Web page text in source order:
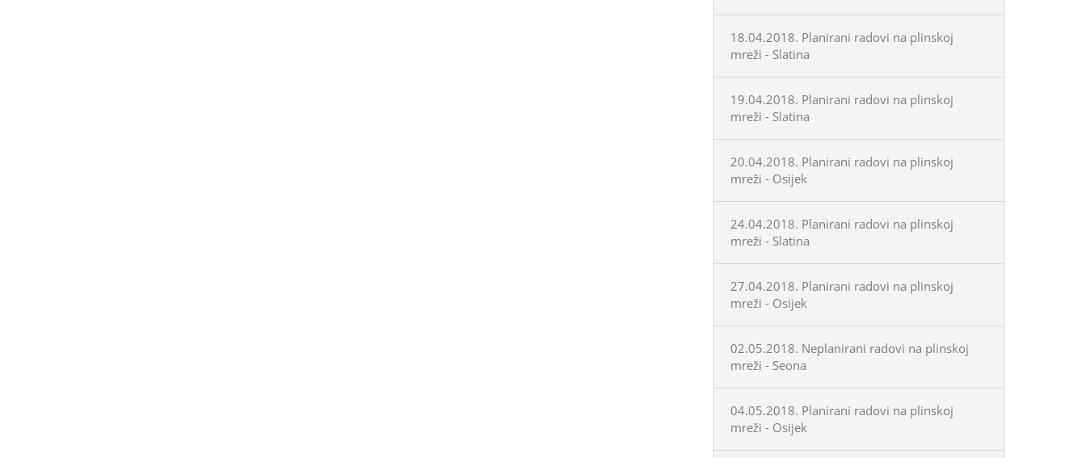
18.04.2018. Planirani radovi na plinskoj
mreži - Slatina
19.04.2018. Planirani radovi na plinskoj
mreži - Slatina
20.04.2018. Planirani radovi na plinskoj
mreži - Osijek
24.04.2018. Planirani radovi na plinskoj
mreži - Slatina
27.04.2018. Planirani radovi na plinskoj
mreži - Osijek
02.05.2018. Neplanirani radovi na plinskoj
mreži - Seona
04.05.2018. Planirani radovi na plinskoj
mreži - Osijek